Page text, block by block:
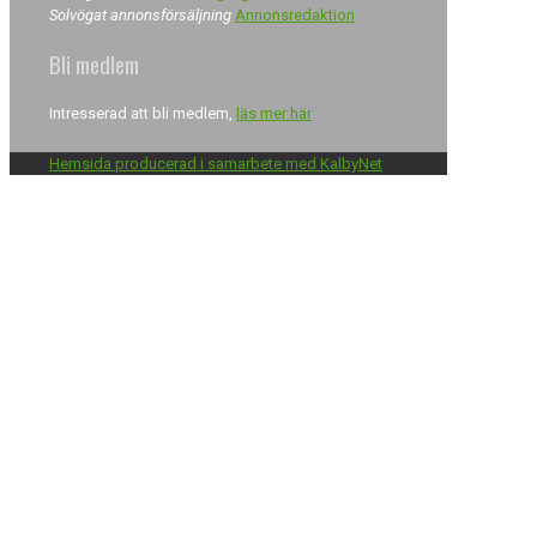
Solvögat annonsförsäljning Annonsredaktion
Bli medlem
Intresserad att bli medlem, läs mer här
Hemsida producerad i samarbete med KalbyNet